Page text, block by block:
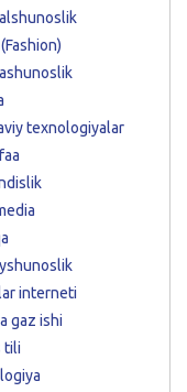
texnologiyalar
interneti
gaz ishi
tili